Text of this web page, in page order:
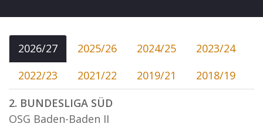
2026/27 2025/26 2024/25
2023/24
2022/23
2021/22 2019/21
2018/19
2. BUNDESLIGA SÜD
OSG Baden-Baden II